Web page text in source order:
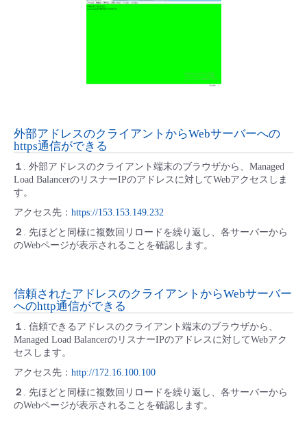
外部アドレスのクライアントからWebサーバーへの
https通信ができる
１ . 外部アドレスのクライアント端末のブラウザから、Managed
Load BalancerのリスナーIPのアドレスに対してWebアクセスしま
す。
アクセス先： https://153.153.149.232
２ . 先ほどと同様に複数回リロードを繰り返し、各サーバーから
のWebページが表示されることを確認します。
信頼されたアドレスのクライアントからWebサーバー
へのhttp通信ができる
１ . 信頼できるアドレスのクライアント端末のブラウザから、
Managed Load BalancerのリスナーIPのアドレスに対してWebアク
セスします。
アクセス先： http://172.16.100.100
２ . 先ほどと同様に複数回リロードを繰り返し、各サーバーから
のWebページが表示されることを確認します。